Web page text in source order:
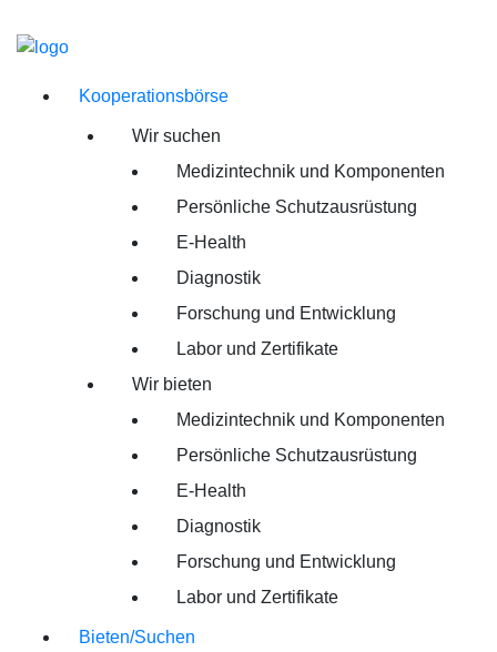
Kooperationsbörse
Wir suchen
Medizintechnik und Komponenten
Persönliche Schutzausrüstung
E-Health
Diagnostik
Forschung und Entwicklung
Labor und Zertifikate
Wir bieten
Medizintechnik und Komponenten
Persönliche Schutzausrüstung
E-Health
Diagnostik
Forschung und Entwicklung
Labor und Zertifikate
Bieten/Suchen